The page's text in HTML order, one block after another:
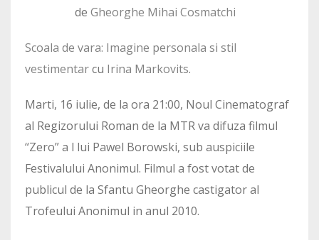
de Gheorghe Mihai Cosmatchi
Scoala de vara: Imagine personala si stil
vestimentarcu Irina Markovits.
Marti, 16 iulie, de la ora 21:00, Noul Cinematograf
al Regizorului Roman de la MTR va difuza filmul
“Zero” a l lui Pawel Borowski, sub auspiciile
Festivalului Anonimul. Filmul a fost votat de
publicul de la Sfantu Gheorghe castigator al
Trofeului Anonimul in anul 2010.